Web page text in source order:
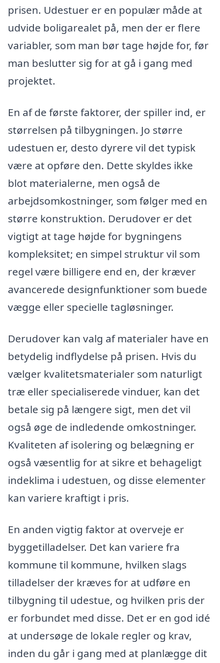
prisen. Udestuer er en populær måde at
udvide boligarealet på, men der er flere
variabler, som man bør tage højde for, før
man beslutter sig for at gå i gang med
projektet.
En af de første faktorer, der spiller ind, er
størrelsen på tilbygningen. Jo større
udestuen er, desto dyrere vil det typisk
være at opføre den. Dette skyldes ikke
blot materialerne, men også de
arbejdsomkostninger, som følger med en
større konstruktion. Derudover er det
vigtigt at tage højde for bygningens
kompleksitet; en simpel struktur vil som
regel være billigere end en, der kræver
avancerede designfunktioner som buede
vægge eller specielle tagløsninger.
Derudover kan valg af materialer have en
betydelig indflydelse på prisen. Hvis du
vælger kvalitetsmaterialer som naturligt
træ eller specialiserede vinduer, kan det
betale sig på længere sigt, men det vil
også øge de indledende omkostninger.
Kvaliteten af isolering og belægning er
også væsentlig for at sikre et behageligt
indeklima i udestuen, og disse elementer
kan variere kraftigt i pris.
En anden vigtig faktor at overveje er
byggetilladelser. Det kan variere fra
kommune til kommune, hvilken slags
tilladelser der kræves for at udføre en
tilbygning til udestue, og hvilken pris der
er forbundet med disse. Det er en god idé
at undersøge de lokale regler og krav,
inden du går i gang med at planlægge dit